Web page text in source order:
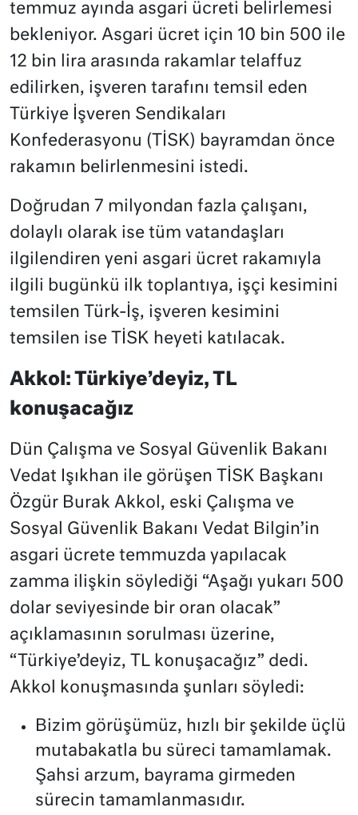
temmuz ayında asgari ücreti belirlemesi
bekleniyor. Asgari ücret için 10 bin 500 ile
12 bin lira arasında rakamlar telaffuz
edilirken, işveren tarafını temsil eden
Türkiye İşveren Sendikaları
Konfederasyonu (TİSK) bayramdan önce
rakamın belirlenmesini istedi.
Doğrudan 7 milyondan fazla çalışanı,
dolaylı olarak ise tüm vatandaşları
ilgilendiren yeni asgari ücret rakamıyla
ilgili bugünkü ilk toplantıya, işçi kesimini
temsilen Türk-İş, işveren kesimini
temsilen ise TİSK heyeti katılacak.
Akkol: Türkiye’deyiz, TL
konuşacağız
Dün Çalışma ve Sosyal Güvenlik Bakanı
Vedat Işıkhan ile görüşen TİSK Başkanı
Özgür Burak Akkol, eski Çalışma ve
Sosyal Güvenlik Bakanı Vedat Bilgin’in
asgari ücrete temmuzda yapılacak
zamma ilişkin söylediği “Aşağı yukarı 500
dolar seviyesinde bir oran olacak”
açıklamasının sorulması üzerine,
“Türkiye’deyiz, TL konuşacağız” dedi.
Akkol konuşmasında şunları söyledi:
Bizim görüşümüz, hızlı bir şekilde üçlü
mutabakatla bu süreci tamamlamak.
Şahsi arzum, bayrama girmeden
sürecin tamamlanmasıdır.